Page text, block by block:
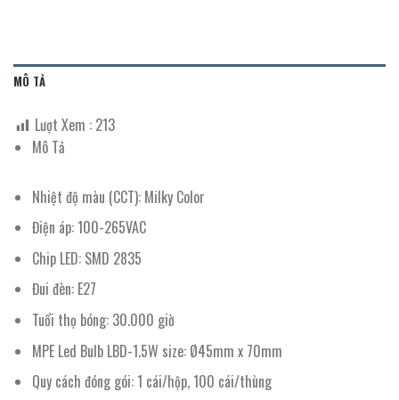
MÔ TẢ
Lượt Xem : 213
Mô Tả
Nhiệt độ màu (CCT): Milky Color
Điện áp: 100-265VAC
Chip LED: SMD 2835
Đui đèn: E27
Tuổi thọ bóng: 30.000 giờ
MPE Led Bulb LBD-1.5W size: Ø45mm x 70mm
Quy cách đóng gói: 1 cái/hộp, 100 cái/thùng